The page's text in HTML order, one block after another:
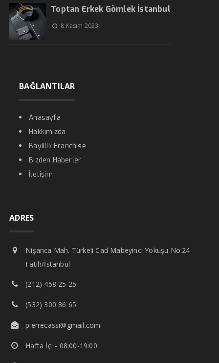
Toptan Erkek Gömlek İstanbul
8 Kasım 2023
BAĞLANTILAR
Anasayfa
Hakkımızda
Bayiilik Franchise
Bizden Haberler
İletişim
ADRES
Nişanca Mah. Türkeli Cad Mabeyinci Yokuşu No:24
Fatih/İstanbul
(212) 458 25 25
(532) 300 86 65
pierrecassi@gmail.com
Hafta İçi - 08:00-19:00